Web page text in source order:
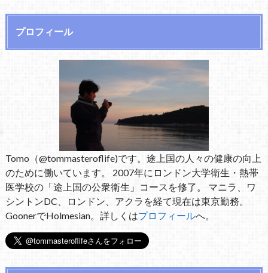
プロフィール
Tomo（@tommasteroflife)です。途上国の人々の健康の向上
のために働いています。 2007年にロンドン大学衛生・熱帯
医学校の「途上国の公衆衛生」コースを修了。 マニラ、ワ
シントンDC、ロンドン、アクラを経て現在は東京勤務。
GoonerでHolmesian。詳しくはプロフィールへ。